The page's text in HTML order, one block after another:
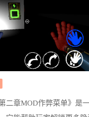
二章MOD作弊菜单》是